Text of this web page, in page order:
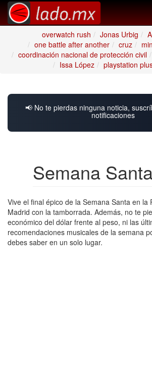
overwatch rush
Jonas Urbig
one battle after another
cruz
coordinación nacional de protección civil
Issa López
playstation
📢 No te pierdas ninguna noticia,
notificaciones
Semana
Vive el final épico de la Semana Santa en la
Madrid con la tamborrada. Además, no te
económico del dólar frente al peso, ni las
recomendaciones musicales de la semana
debes saber en un solo lugar.